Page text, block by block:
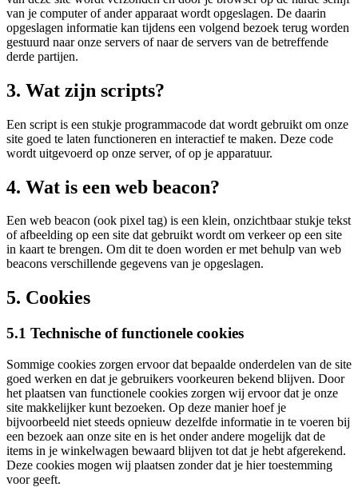
van je computer of ander apparaat wordt opgeslagen. De daarin
opgeslagen informatie kan tijdens een volgend bezoek terug worden
gestuurd naar onze servers of naar de servers van de betreffende
derde partijen.
3. Wat zijn scripts?
Een script is een stukje programmacode dat wordt gebruikt om onze
site goed te laten functioneren en interactief te maken. Deze code
wordt uitgevoerd op onze server, of op je apparatuur.
4. Wat is een web beacon?
Een web beacon (ook pixel tag) is een klein, onzichtbaar stukje tekst
of afbeelding op een site dat gebruikt wordt om verkeer op een site
in kaart te brengen. Om dit te doen worden er met behulp van web
beacons verschillende gegevens van je opgeslagen.
5. Cookies
5.1 Technische of functionele cookies
Sommige cookies zorgen ervoor dat bepaalde onderdelen van de site
goed werken en dat je gebruikers voorkeuren bekend blijven. Door
het plaatsen van functionele cookies zorgen wij ervoor dat je onze
site makkelijker kunt bezoeken. Op deze manier hoef je
bijvoorbeeld niet steeds opnieuw dezelfde informatie in te voeren bij
een bezoek aan onze site en is het onder andere mogelijk dat de
items in je winkelwagen bewaard blijven tot dat je hebt afgerekend.
Deze cookies mogen wij plaatsen zonder dat je hier toestemming
voor geeft.